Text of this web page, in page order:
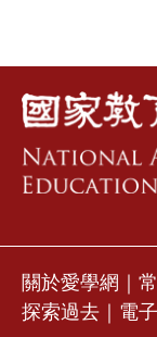
關於愛學網
探索過去
電